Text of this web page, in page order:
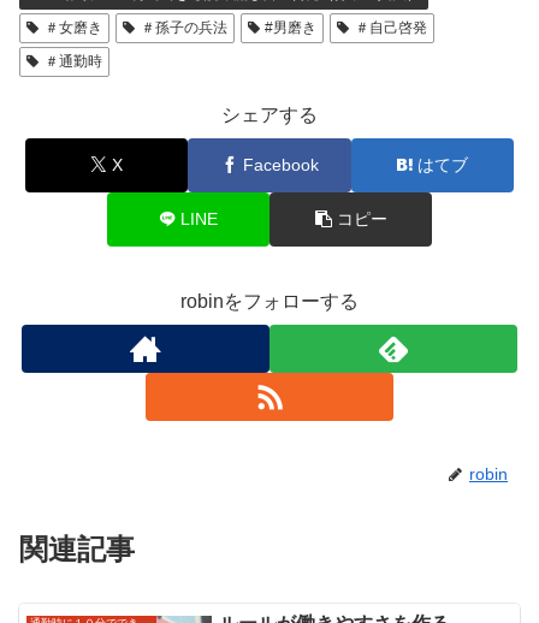
＃女磨き
＃孫子の兵法 #男磨き
＃自己啓発
＃通勤時
シェアする
X Facebook はてブ
LINE コピー
robinをフォローする
robin
関連記事